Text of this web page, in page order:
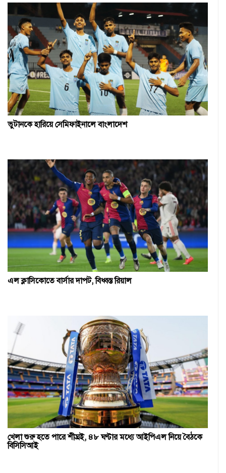
ভুটানকে হারিয়ে সেমিফাইনালে বাংলাদেশ
এল ক্লাসিকোতে বার্সার দাপট, বিধ্বস্ত রিয়াল
খেলা শুরু হতে পারে শীঘ্রই, ৪৮ ঘণ্টার মধ্যে আইপিএল নিয়ে বৈঠকে
বিসিসিআই